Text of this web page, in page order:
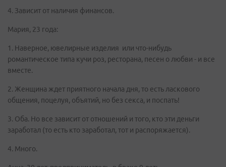
4. Зависит от наличия финансов.
Мария, 23 года:
1. Наверное, ювелирные изделия или что-нибудь
романтическое типа кучи роз, ресторана, песен о любви - и все
вместе.
2. Женщина ждет приятного начала дня, то есть ласкового
общения, поцелуя, объятий, но без секса, и поспать!
3. Оба. Но все зависит от отношений и того, кто эти деньги
заработал (то есть кто заработал, тот и распоряжается).
4. Много.